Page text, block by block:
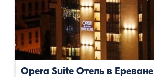
Opera Suite Отель в Ереване